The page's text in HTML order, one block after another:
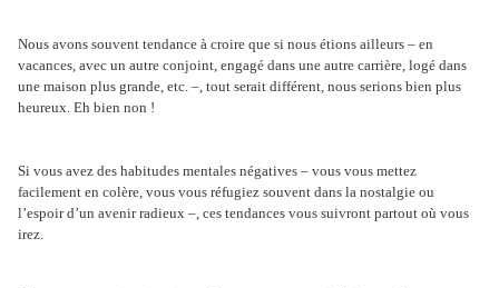
Nous avons souvent tendance à croire que si nous étions ailleurs – en
vacances, avec un autre conjoint, engagé dans une autre carrière, logé dans
une maison plus grande, etc. –, tout serait différent, nous serions bien plus
heureux. Eh bien non !
Si vous avez des habitudes mentales négatives – vous vous mettez
facilement en colère, vous vous réfugiez souvent dans la nostalgie ou
l’espoir d’un avenir radieux –, ces tendances vous suivront partout où vous
irez.